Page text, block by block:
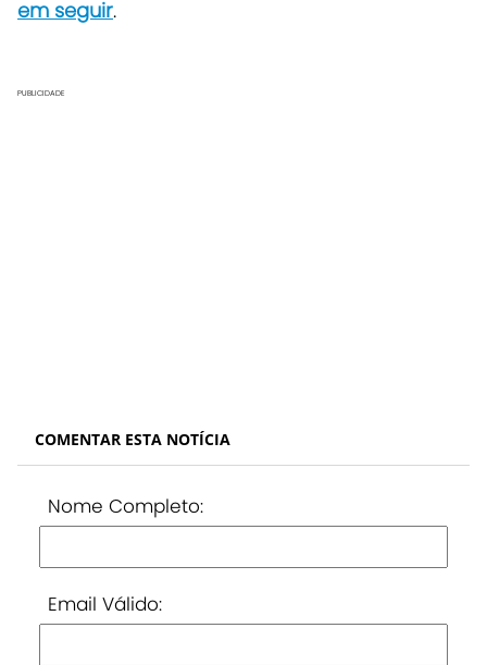
em seguir.
PUBLICIDADE
COMENTAR ESTA NOTÍCIA
Nome Completo:
Email Válido: